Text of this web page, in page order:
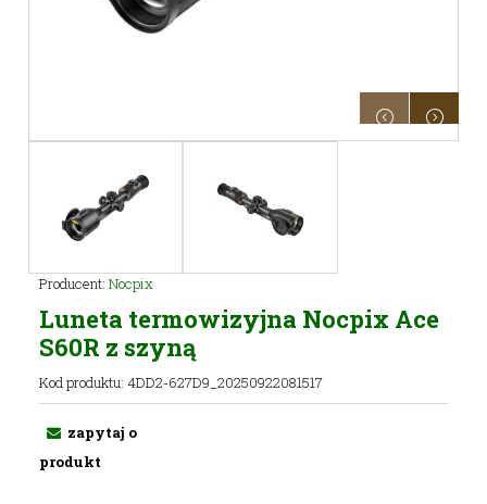
Producent: Nocpix
Luneta termowizyjna Nocpix Ace
S60R z szyną
Kod produktu: 4DD2-627D9_20250922081517
zapytaj o
produkt